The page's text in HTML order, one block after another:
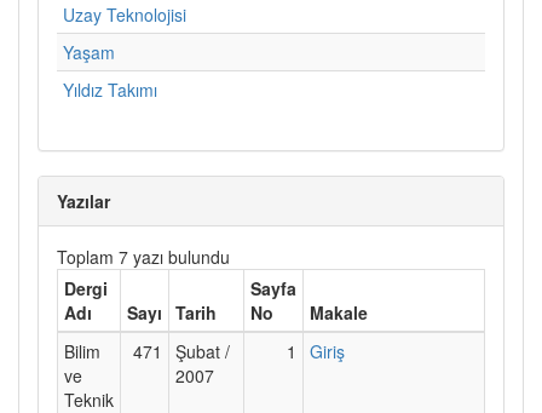
Uzay Teknolojisi
Yaşam
Yıldız Takımı
Yazılar
Toplam 7 yazı bulundu
Dergi
Adı
Sayı Tarih
Sayfa
No
Makale
Bilim
ve
Teknik
471
Şubat /
2007
1 Giriş